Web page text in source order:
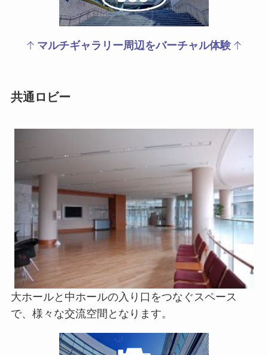
マルチギャラリー周辺をバーチャル体験
共通ロビー
大ホールと中ホールの入り口をつなぐスペース
で、様々な交流空間となります。